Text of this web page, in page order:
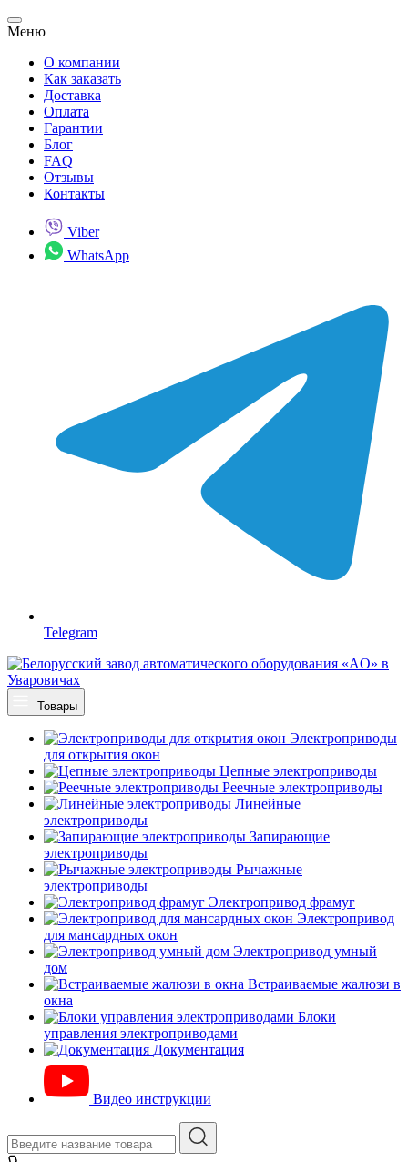
Меню
О компании
Как заказать
Доставка
Оплата
Гарантии
Блог
FAQ
Отзывы
Контакты
Viber
WhatsApp
Telegram
Товары
Электроприводы
для открытия окон
Цепные электроприводы
Реечные электроприводы
Линейные
электроприводы
Запирающие
электроприводы
Рычажные
электроприводы
Электропривод фрамуг
Электропривод
для мансардных окон
Электропривод умный
дом
Встраиваемые жалюзи в
окна
Блоки
управления электроприводами
Документация
Видео инструкции